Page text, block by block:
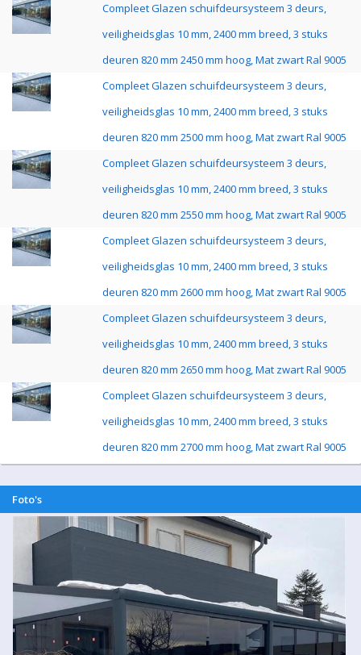
Compleet Glazen schuifdeursysteem 3 deurs,
veiligheidsglas 10 mm, 2400 mm breed, 3 stuks
deuren 820 mm 2450 mm hoog, Mat zwart Ral 9005
Compleet Glazen schuifdeursysteem 3 deurs,
veiligheidsglas 10 mm, 2400 mm breed, 3 stuks
deuren 820 mm 2500 mm hoog, Mat zwart Ral 9005
Compleet Glazen schuifdeursysteem 3 deurs,
veiligheidsglas 10 mm, 2400 mm breed, 3 stuks
deuren 820 mm 2550 mm hoog, Mat zwart Ral 9005
Compleet Glazen schuifdeursysteem 3 deurs,
veiligheidsglas 10 mm, 2400 mm breed, 3 stuks
deuren 820 mm 2600 mm hoog, Mat zwart Ral 9005
Compleet Glazen schuifdeursysteem 3 deurs,
veiligheidsglas 10 mm, 2400 mm breed, 3 stuks
deuren 820 mm 2650 mm hoog, Mat zwart Ral 9005
Compleet Glazen schuifdeursysteem 3 deurs,
veiligheidsglas 10 mm, 2400 mm breed, 3 stuks
deuren 820 mm 2700 mm hoog, Mat zwart Ral 9005
Foto's